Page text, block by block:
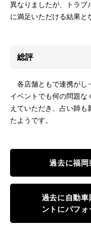
異なりましたが、トラブ
に満足いただける結果と
総評
各店舗ともで連携がし
イベントでも何の問題な
えていただき、占い師も
たようです。
過去に福岡
過去に自動
ントにパフ